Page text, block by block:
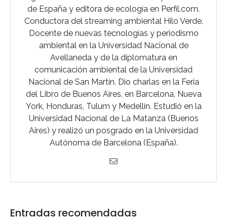
de España y editora de ecología en Perfil.com.
Conductora del streaming ambiental Hilo Verde.
Docente de nuevas tecnologías y periodismo
ambiental en la Universidad Nacional de
Avellaneda y de la diplomatura en
comunicación ambiental de la Universidad
Nacional de San Martín. Dio charlas en la Feria
del Libro de Buenos Aires, en Barcelona, Nueva
York, Honduras, Tulum y Medellín. Estudió en la
Universidad Nacional de La Matanza (Buenos
Aires) y realizó un posgrado en la Universidad
Autónoma de Barcelona (España).
Entradas recomendadas